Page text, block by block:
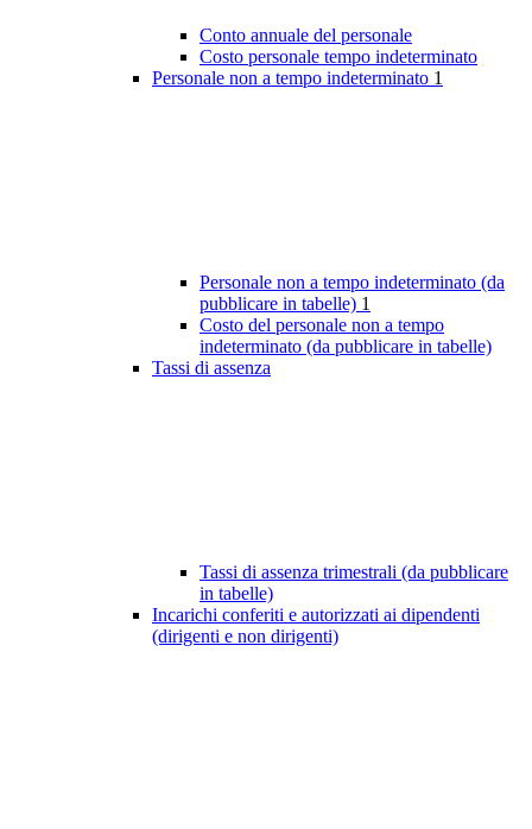
Conto annuale del personale
Costo personale tempo indeterminato
Personale non a tempo indeterminato 1
Personale non a tempo indeterminato (da
pubblicare in tabelle) 1
Costo del personale non a tempo
indeterminato (da pubblicare in tabelle)
Tassi di assenza
Tassi di assenza trimestrali (da pubblicare
in tabelle)
Incarichi conferiti e autorizzati ai dipendenti
(dirigenti e non dirigenti)